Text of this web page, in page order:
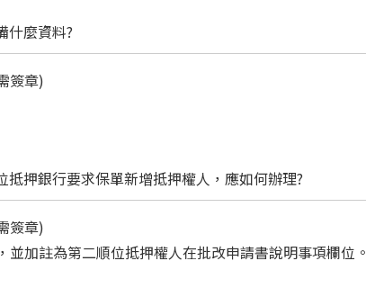
什麼資料?
簽章)
押銀行要求保單新增抵押權人，應如何辦理?
簽章)
加註為第二順位抵押權人在批改申請書說明事項欄位。